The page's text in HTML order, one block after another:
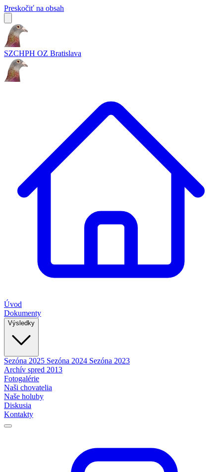
Preskočiť na obsah
SZCHPH OZ Bratislava
Úvod
Dokumenty
Výsledky
Sezóna 2025 Sezóna 2024 Sezóna 2023
Archív spred 2013
Fotogalérie
Naši chovatelia
Naše holuby
Diskusia
Kontakty